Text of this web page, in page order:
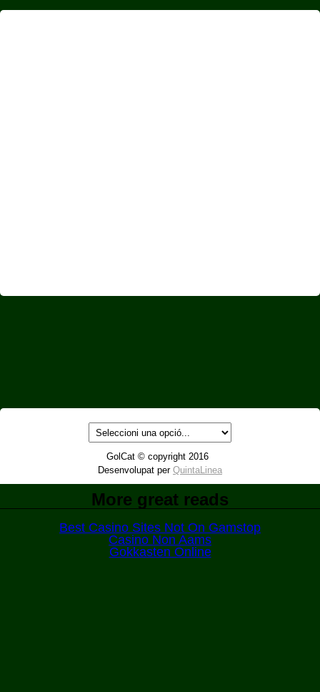
GolCat © copyright 2016
Desenvolupat per QuintaLinea
More great reads
Best Casino Sites Not On Gamstop
Casino Non Aams
Gokkasten Online